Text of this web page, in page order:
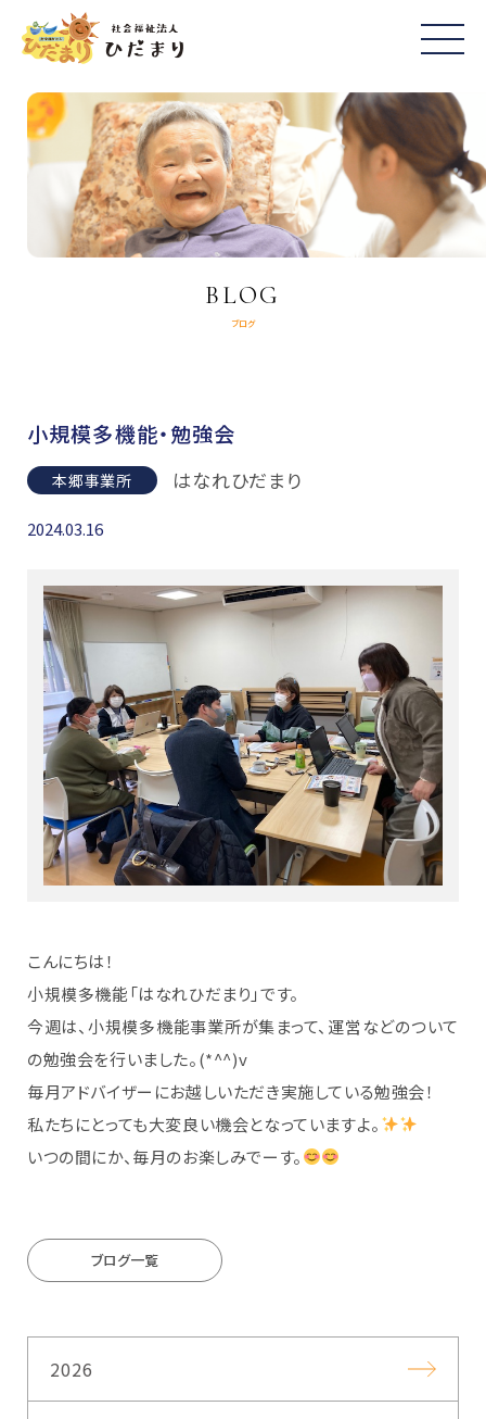
BLOG
ブログ
小規模多機能・勉強会
本郷事業所 はなれひだまり
2024.03.16
こんにちは！
小規模多機能「はなれひだまり」です。
今週は、小規模多機能事業所が集まって、運営などのついて
の勉強会を行いました。(*^^)v
毎月アドバイザーにお越しいただき実施している勉強会！
私たちにとっても大変良い機会となっていますよ。
いつの間にか、毎月のお楽しみでーす。
ブログ一覧
2026